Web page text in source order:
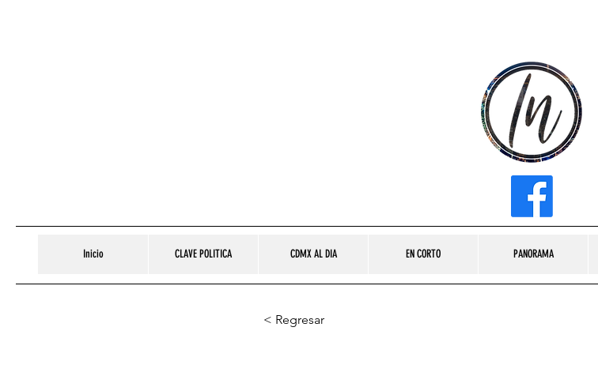
Inicio CLAVE POLITICA CDMX AL DIA EN CORTO PANORAMA
< Regresar